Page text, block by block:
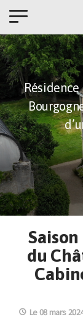
du
Le 08 mars
Panneau de